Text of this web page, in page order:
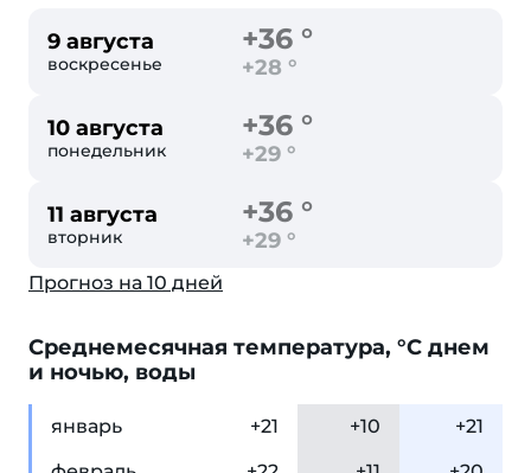
9 августа
воскресенье
+36 °
+28 °
10 августа
понедельник
+36 °
+29 °
11 августа
вторник
+36 °
+29 °
Прогноз на 10 дней
Cреднемесячная температура, °C днем
и ночью, воды
январь +21 +10
+21